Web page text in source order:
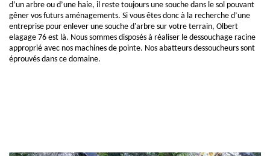
d’un arbre ou d’une haie, il reste toujours une souche dans le sol pouvant
gêner vos futurs aménagements. Si vous êtes donc à la recherche d’une
entreprise pour enlever une souche d'arbre sur votre terrain, Olbert
elagage 76 est là. Nous sommes disposés à réaliser le dessouchage racine
approprié avec nos machines de pointe. Nos abatteurs dessoucheurs sont
éprouvés dans ce domaine.